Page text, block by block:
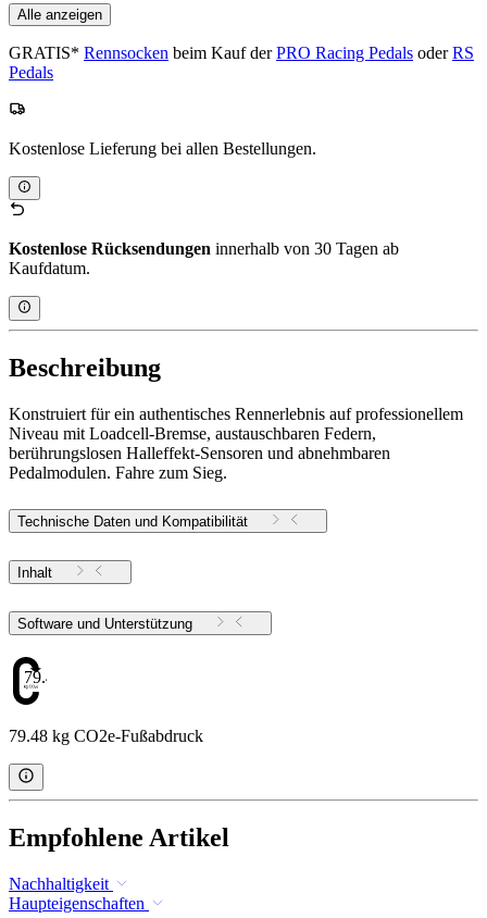
Alle anzeigen
GRATIS* Rennsocken beim Kauf derPRO Racing Pedals oderRS
Pedals
Kostenlose Lieferung bei allen Bestellungen.
Kostenlose Rücksendungen innerhalb von 30 Tagen ab
Kaufdatum.
Beschreibung
Konstruiert für ein authentisches Rennerlebnis auf professionellem
Niveau mit Loadcell-Bremse, austauschbaren Federn,
berührungslosen Halleffekt-Sensoren und abnehmbaren
Pedalmodulen. Fahre zum Sieg.
Technische Daten und Kompatibilität
Inhalt
Software und Unterstützung
79.48
79.48 kg CO2e-Fußabdruck
Empfohlene Artikel
Nachhaltigkeit
Haupteigenschaften